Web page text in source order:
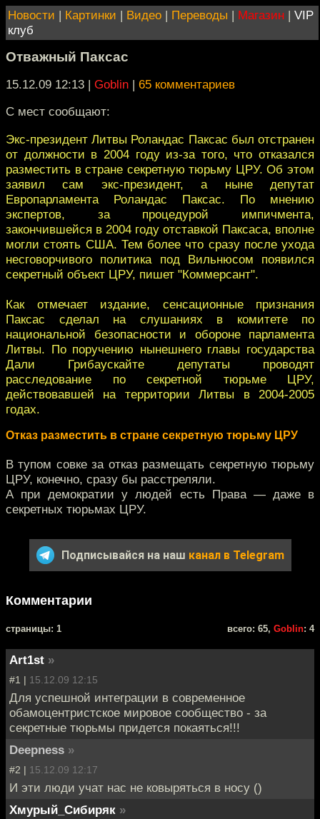
Новости | Картинки | Видео | Переводы | Магазин | VIP
клуб
Отважный Паксас
15.12.09 12:13 | Goblin | 65 комментариев
С мест сообщают:
Экс-президент Литвы Роландас Паксас был отстранен
от должности в 2004 году из-за того, что отказался
разместить в стране секретную тюрьму ЦРУ. Об этом
заявил сам экс-президент, а ныне депутат
Европарламента Роландас Паксас. По мнению
экспертов, за процедурой импичмента,
закончившейся в 2004 году отставкой Паксаса, вполне
могли стоять США. Тем более что сразу после ухода
несговорчивого политика под Вильнюсом появился
секретный объект ЦРУ, пишет "Коммерсант".
Как отмечает издание, сенсационные признания
Паксас сделал на слушаниях в комитете по
национальной безопасности и обороне парламента
Литвы. По поручению нынешнего главы государства
Дали Грибаускайте депутаты проводят
расследование по секретной тюрьме ЦРУ,
действовавшей на территории Литвы в 2004-2005
годах.
Отказ разместить в стране секретную тюрьму ЦРУ
В тупом совке за отказ размещать секретную тюрьму
ЦРУ, конечно, сразу бы расстреляли.
А при демократии у людей есть Права — даже в
секретных тюрьмах ЦРУ.
Подписывайся на наш канал в Telegram
Комментарии
cтраницы: 1 всего: 65, Goblin: 4
Art1st »
#1 | 15.12.09 12:15
Для успешной интеграции в современное
обамоцентристское мировое сообщество - за
секретные тюрьмы придется покаяться!!!
Deepness »
#2 | 15.12.09 12:17
И эти люди учат нас не ковыряться в носу ()
Хмурый_Сибиряк »